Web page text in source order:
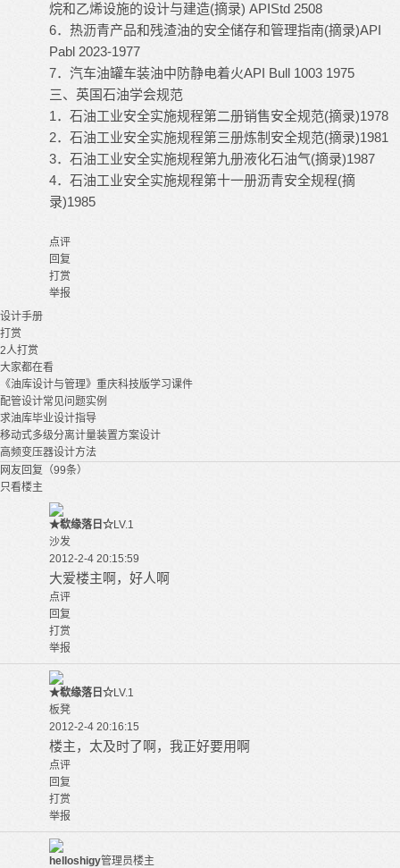
烷和乙烯设施的设计与建造(摘录) APIStd 2508
6．热沥青产品和残渣油的安全储存和管理指南(摘录)API
Pabl 2023-1977
7．汽车油罐车装油中防静电着火API Bull 1003 1975
三、英国石油学会规范
1．石油工业安全实施规程第二册销售安全规范(摘录)1978
2．石油工业安全实施规程第三册炼制安全规范(摘录)1981
3．石油工业安全实施规程第九册液化石油气(摘录)1987
4．石油工业安全实施规程第十一册沥青安全规程(摘
录)1985
点评
回复
打赏
举报
设计手册
打赏
2人打赏
大家都在看
《油库设计与管理》重庆科技版学习课件
配管设计常见问题实例
求油库毕业设计指导
移动式多级分离计量装置方案设计
高频变压器设计方法
网友回复（99条）
只看楼主
★欷缘落日☆LV.1
沙发
2012-2-4 20:15:59
大爱楼主啊，好人啊
点评
回复
打赏
举报
★欷缘落日☆LV.1
板凳
2012-2-4 20:16:15
楼主，太及时了啊，我正好要用啊
点评
回复
打赏
举报
helloshigy管理员楼主